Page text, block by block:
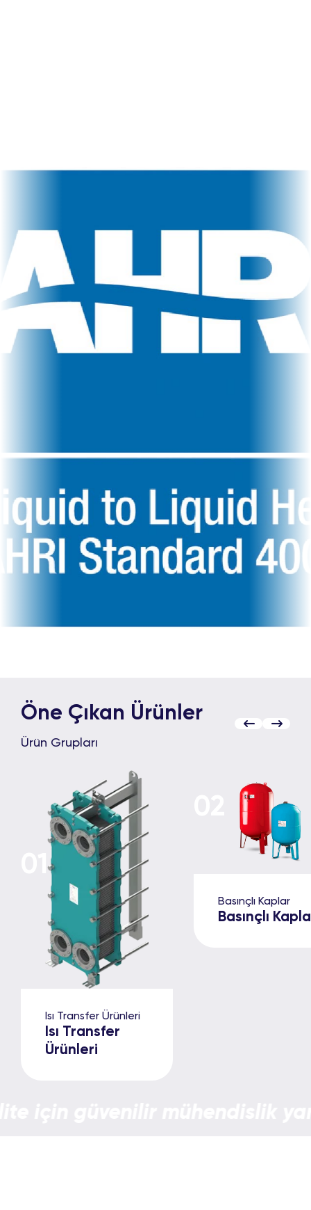
Ekin Endüstriyel, üretim süreçlerinde
alanında tanınmış uluslararası otoriteler
uygunluk sağlamaktadır. Ürünlerimiz;
sürdürülebilirlik açısından geçerli
Öne Çıkan Ürünler
Ürün Grupları
01
Isı Transfer Ürünleri
Isı Transfer
Ürünleri
Basınçlı Kaplar
Basınçlı